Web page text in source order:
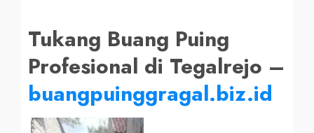
Tukang Buang Puing
Profesional di Tegalrejo –
buangpuinggragal.biz.id